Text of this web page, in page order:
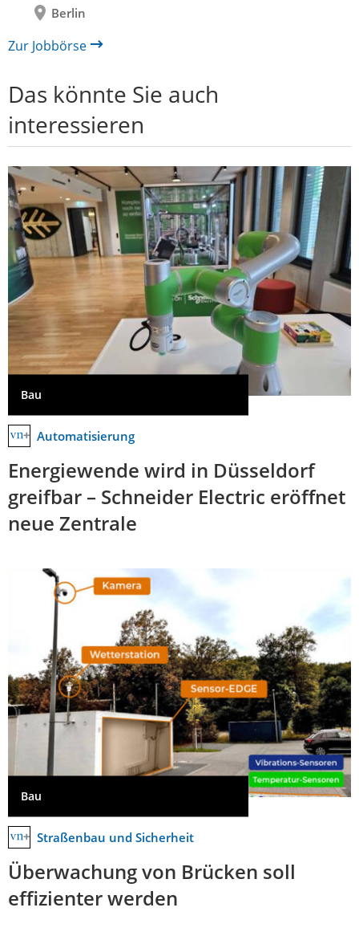
Berlin
Zur Jobbörse
Das könnte Sie auch
interessieren
Bau
Automatisierung
Energiewende wird in Düsseldorf
greifbar – Schneider Electric eröffnet
neue Zentrale
Bau
Straßenbau und Sicherheit
Überwachung von Brücken soll
effizienter werden